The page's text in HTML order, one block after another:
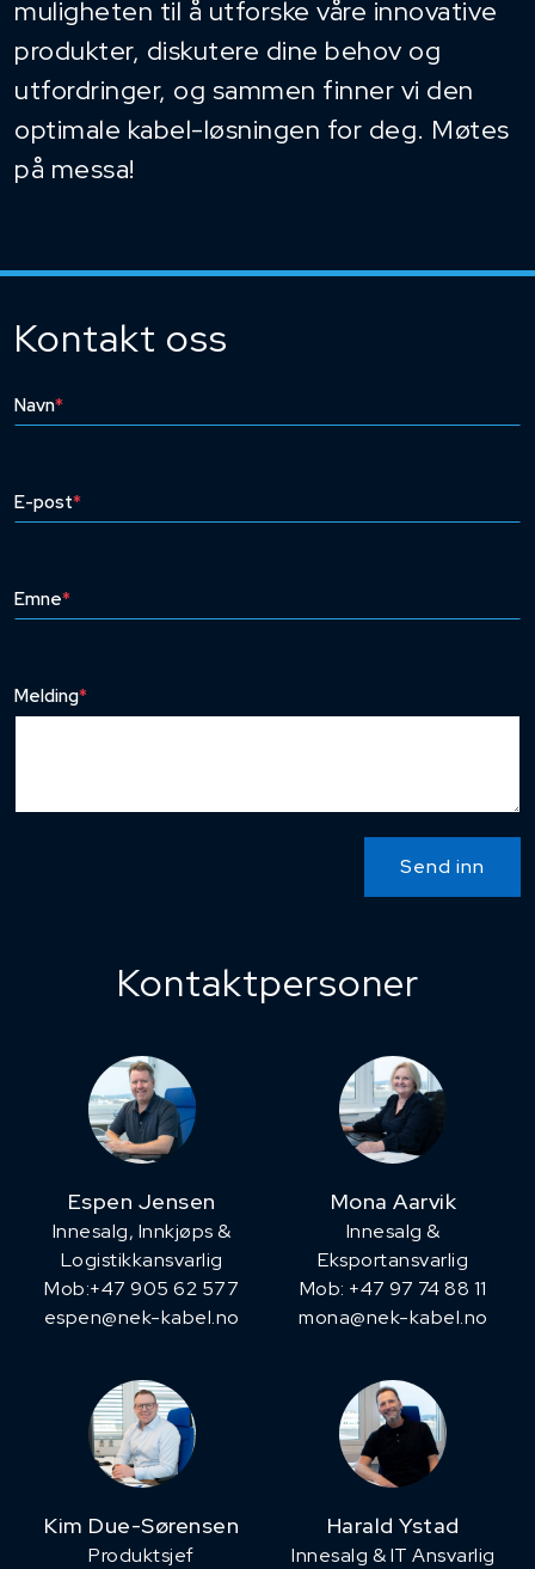
muligheten til å utforske våre innovative
produkter, diskutere dine behov og
utfordringer, og sammen finner vi den
optimale kabel-løsningen for deg. Møtes
på messa!
Kontakt oss
Navn*
E-post*
Emne*
Melding*
Send inn
Kontaktpersoner
Espen Jensen
Innesalg, ​Innkjøps &
Logistikkansvarlig
Mob:+47 905 62 577
espen@nek-kabel.no
Mona Aarvik
Innesalg &
Eksportansvarlig
Mob: +47 97 74 88 11
mona@nek-kabel.no
Kim Due-Sørensen
Produktsjef
Harald Ystad
Innesalg & IT Ansvarlig